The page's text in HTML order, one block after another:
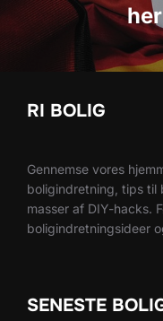
RI BOLIG
Gennemse vores
boligindretning, tips til
masser af DIY-hacks.
boligindretningsideer
SENESTE